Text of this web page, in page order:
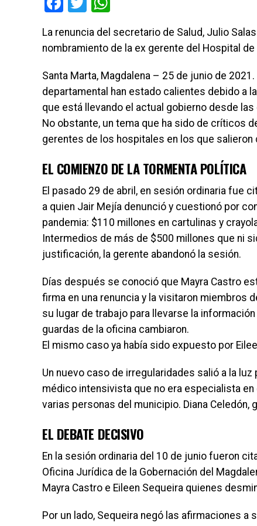
La renuncia del secretario de Salud, Julio
nombramiento de la ex gerente del Hospital de
Santa Marta, Magdalena – 25 de junio de
departamental han estado calientes debido a
que está llevando el actual gobierno desde
No obstante, un tema que ha sido de críticos
gerentes de los hospitales en los que
EL COMIENZO DE LA TORMENTA POLÍTICA
El pasado 29 de abril, en sesión ordinaria fue
a quien Jair Mejía denunció y cuestionó por
pandemia: $110 millones en cartulinas y
Intermedios de más de $500 millones que ni
justificación, la gerente abandonó la sesión.
Días después se conoció que Mayra Castro
firma en una renuncia y la visitaron miembros
su lugar de trabajo para llevarse la
guardas de la oficina cambiaron.
El mismo caso ya había sido expuesto por
Un nuevo caso de irregularidades salió a la
médico intensivista que no era especialista
varias personas del municipio. Diana Celedón,
EL DEBATE DECISIVO
En la sesión ordinaria del 10 de junio fueron
Oficina Jurídica de la Gobernación del
Mayra Castro e Eileen Sequeira quienes
Por un lado, Sequeira negó las afirmaciones